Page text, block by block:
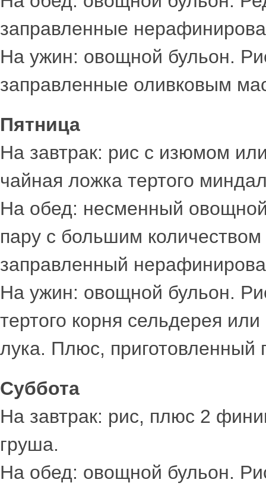
заправленные
На ужин: овощной бульон.
заправленные оливковым
Пятница
На завтрак: рис с изюмом
чайная ложка тертого
На обед: несменный
пару с большим
заправленный
На ужин: овощной бульон.
тертого корня сельдерея
лука. Плюс, приготовленный
Суббота
На завтрак: рис, плюс 2
груша.
На обед: овощной бульон.